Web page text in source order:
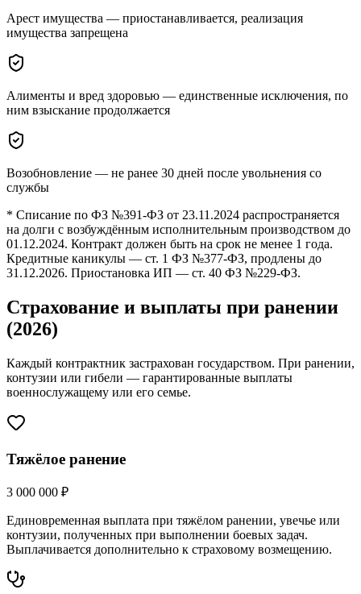
Арест имущества — приостанавливается, реализация
имущества запрещена
Алименты и вред здоровью — единственные исключения, по
ним взыскание продолжается
Возобновление — не ранее 30 дней после увольнения со
службы
* Списание по ФЗ №391-ФЗ от 23.11.2024 распространяется
на долги с возбуждённым исполнительным производством до
01.12.2024. Контракт должен быть на срок не менее 1 года.
Кредитные каникулы — ст. 1 ФЗ №377-ФЗ, продлены до
31.12.2026. Приостановка ИП — ст. 40 ФЗ №229-ФЗ.
Страхование и выплаты при ранении
(2026)
Каждый контрактник застрахован государством. При ранении,
контузии или гибели — гарантированные выплаты
военнослужащему или его семье.
Тяжёлое ранение
3 000 000 ₽
Единовременная выплата при тяжёлом ранении, увечье или
контузии, полученных при выполнении боевых задач.
Выплачивается дополнительно к страховому возмещению.